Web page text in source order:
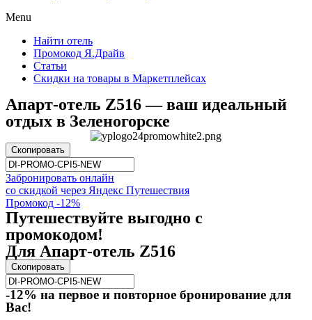
Menu
Найти отель
Промокод Я.Драйв
Статьи
Скидки на товары в Маркетплейсах
Апарт-отель Z516 — ваш идеальный
отдых в Зеленогорске
Скопировать
Забронировать онлайн
со скидкой через Яндекс Путешествия
Промокод -12%
Путешествуйте выгодно с
промокодом!
Для Апарт-отель Z516
Скопировать
-12% на первое и повторное бронирование для
Вас!